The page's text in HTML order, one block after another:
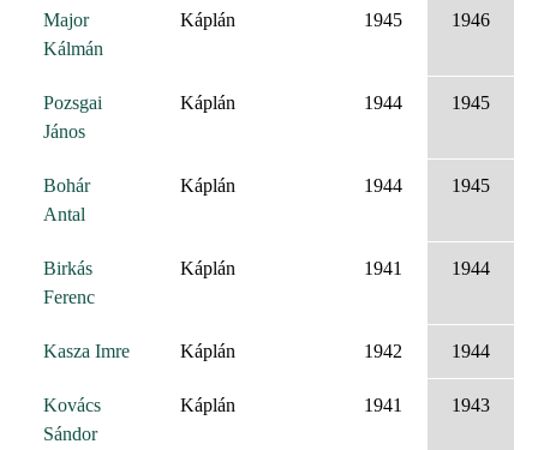
Major
Kálmán
Káplán 1945 1946
Pozsgai
János
Káplán 1944 1945
Bohár
Antal
Káplán 1944 1945
Birkás
Ferenc
Káplán 1941 1944
Kasza Imre Káplán 1942 1944
Kovács
Sándor
Káplán 1941 1943